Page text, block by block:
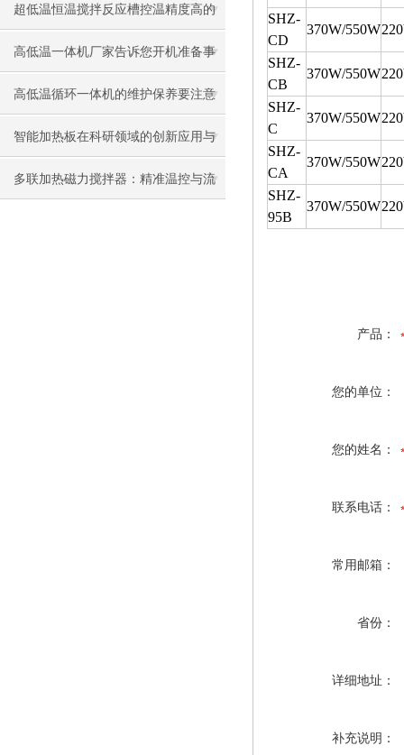
事项
超低温恒温搅拌反应槽控温精度高的
体现方面
高低温一体机厂家告诉您开机准备事
项
高低温循环一体机的维护保养要注意
的关键问题
智能加热板在科研领域的创新应用与
案例分析
多联加热磁力搅拌器：精准温控与流
SHZ-
CD
370W/550W
SHZ-
CB
370W/550W
SHZ-
C
370W/550W
SHZ-
CA
370W/550W
SHZ-
95B
370W/550W
产品：
您的单位：
您的姓名：
联系电话：
常用邮箱：
省份：
详细地址：
补充说明：